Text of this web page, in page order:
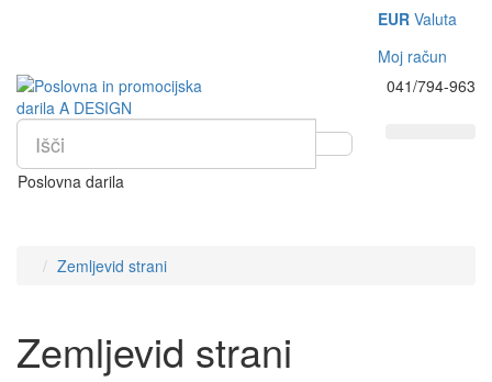
EUR Valuta
Moj račun
041/794-963
Poslovna darila
Zemljevid strani
Zemljevid strani